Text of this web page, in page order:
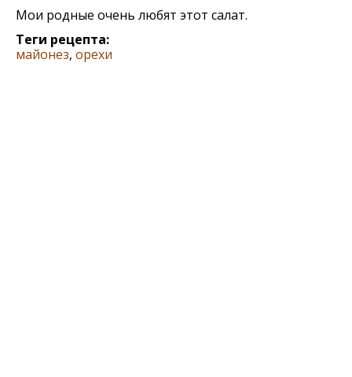
Мои родные очень любят этот салат.
Теги рецепта:
майонез, орехи